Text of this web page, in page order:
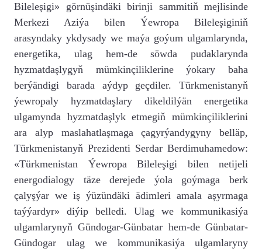
Bileleşigi» görnüşindäki birinji sammitiň mejlisinde
Merkezi Aziýa bilen Ýewropa Bileleşiginiň
arasyndaky ykdysady we maýa goýum ulgamlarynda,
energetika, ulag hem-de söwda pudaklarynda
hyzmatdaşlygyň mümkinçiliklerine ýokary baha
berýändigi barada aýdyp geçdiler. Türkmenistanyň
ýewropaly hyzmatdaşlary dikeldilýän energetika
ulgamynda hyzmatdaşlyk etmegiň mümkinçiliklerini
ara alyp maslahatlaşmaga çagyrýandygyny belläp,
Türkmenistanyň Prezidenti Serdar Berdimuhamedow:
«Türkmenistan Ýewropa Bileleşigi bilen netijeli
energodialogy täze derejede ýola goýmaga berk
çalyşýar we iş ýüzündäki ädimleri amala aşyrmaga
taýýardyr» diýip belledi. Ulag we kommunikasiýa
ulgamlarynyň Gündogar-Günbatar hem-de Günbatar-
Gündogar ulag we kommunikasiýa ulgamlaryny